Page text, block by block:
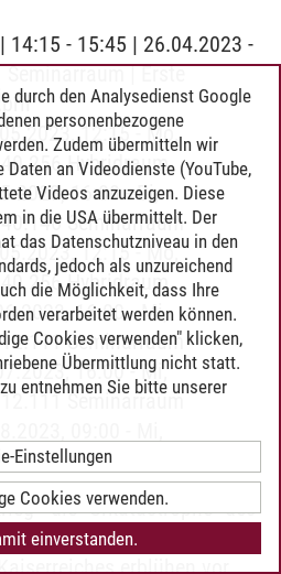
- 15:45 | 26.04.2023 -
| Erste
12:15 - Mo,
Hybridraum
16:00 - Di,
Seminarraum
12:15 - Mo,
Hybridraum
16:00 - Mi,
Seminarraum
16:00 - Mi,
Seminarraum
Seminarraum | AG
- die "Urkatastrophe" des
die Utopie. Nach dem
erblühen vor
durch den Analysedienst Google
personenbezogene
Zudem übermitteln wir
an Videodienste (YouTube,
Videos anzuzeigen. Diese
in die USA übermittelt. Der
das Datenschutzniveau in den
jedoch als unzureichend
die Möglichkeit, dass Ihre
verarbeitet werden können.
Cookies verwenden" klicken,
Übermittlung nicht statt.
entnehmen Sie bitte unserer
Einstellungen
Cookies verwenden.
einverstanden.